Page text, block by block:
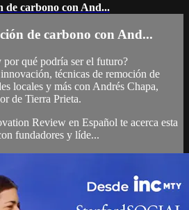
de carbono con And...
de carbono con And...
por qué podría ser el futuro?
técnicas de remoción de
locales y más con Andrés Chapa,
de Tierra Prieta.
Review en Español te acerca esta
fundadores y líde...